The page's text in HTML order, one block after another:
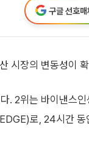
구글 선호
시장의 변동성이
. 2위는 바이낸스
로, 24시간 동